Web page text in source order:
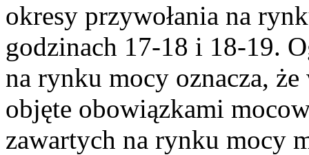
okresy przywołania na
godzinach 17-18 i 18-19.
na rynku mocy oznacza,
objęte obowiązkami
zawartych na rynku mocy